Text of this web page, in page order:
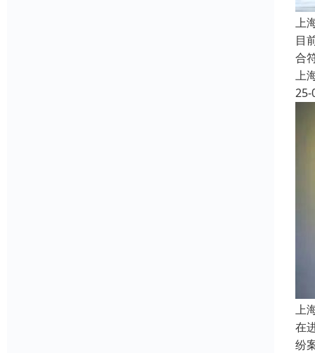
上
目
合
上
25-
上
在
纷